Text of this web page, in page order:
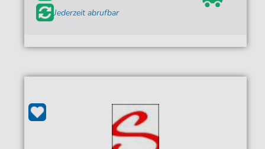
Jederzeit abrufbar